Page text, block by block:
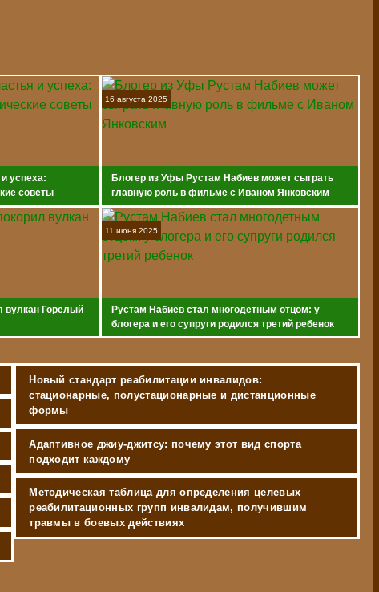
успеха:
советы
16 августа 2025
Блогер из Уфы Рустам Набиев может сыграть
главную роль в фильме с Иваном Янковским
вулкан Горелый
11 июня 2025
Рустам Набиев стал многодетным отцом: у
блогера и его супруги родился третий ребенок
Новый стандарт реабилитации инвалидов:
стационарные, полустационарные и дистанционные
формы
Адаптивное джиу-джитсу: почему этот вид спорта
подходит каждому
Методическая таблица для определения целевых
реабилитационных групп инвалидам, получившим
травмы в боевых действиях